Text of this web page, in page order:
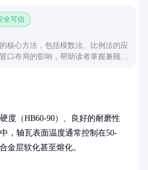
全可信
核心方法，包括模数法、比例法的应
口布局的影响，帮助读者掌握兼顾质
度（HB60-90）、良好的耐磨性
，轴瓦表面温度通常控制在50-
金层软化甚至熔化。